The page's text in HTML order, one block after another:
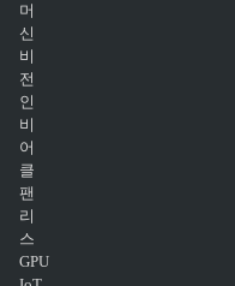
머
신
비
전
인
비
어
클
팬
리
스
GPU